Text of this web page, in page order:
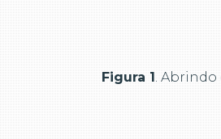
Figura 1. Abrindo